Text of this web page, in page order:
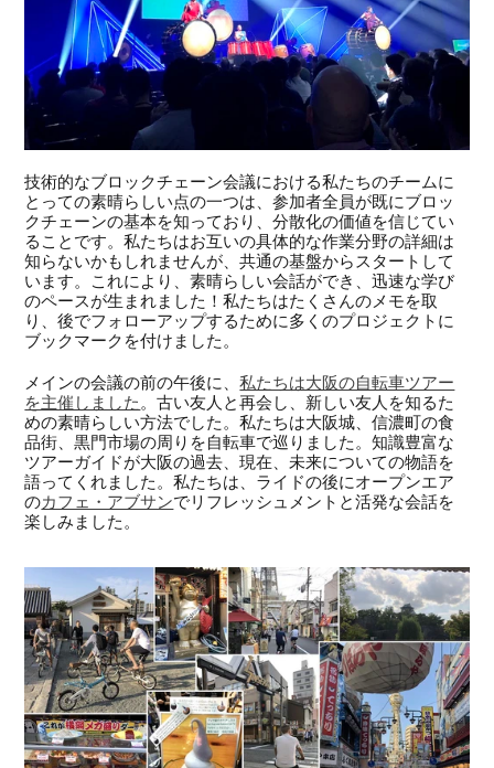
技術的なブロックチェーン会議における私たちのチームに
とっての素晴らしい点の一つは、参加者全員が既にブロッ
クチェーンの基本を知っており、分散化の価値を信じてい
ることです。私たちはお互いの具体的な作業分野の詳細は
知らないかもしれませんが、共通の基盤からスタートして
います。これにより、素晴らしい会話ができ、迅速な学び
のペースが生まれました！私たちはたくさんのメモを取
り、後でフォローアップするために多くのプロジェクトに
ブックマークを付けました。
メインの会議の前の午後に、私たちは大阪の自転車ツアー
を主催しました 。古い友人と再会し、新しい友人を知るた
めの素晴らしい方法でした。私たちは大阪城、信濃町の食
品街、黒門市場の周りを自転車で巡りました。知識豊富な
ツアーガイドが大阪の過去、現在、未来についての物語を
語ってくれました。私たちは、ライドの後にオープンエア
のカフェ・アブサンでリフレッシュメントと活発な会話を
楽しみました。